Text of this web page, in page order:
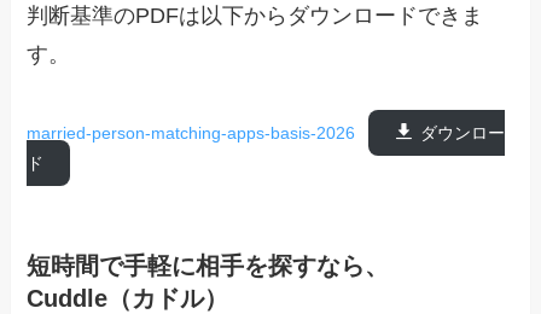
判断基準のPDFは以下からダウンロードできま
す。
married-person-matching-apps-basis-2026
ダウンロー
ド
短時間で手軽に相手を探すなら、
Cuddle（カドル）